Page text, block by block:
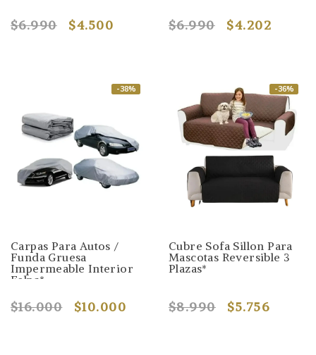
$6.990 $4.500 $6.990 $4.202
-38%
Carpas Para Autos /
Funda Gruesa
Impermeable Interior
Felpa*
$16.000 $10.000
-36%
Cubre Sofa Sillon Para
Mascotas Reversible 3
Plazas*
$8.990 $5.756